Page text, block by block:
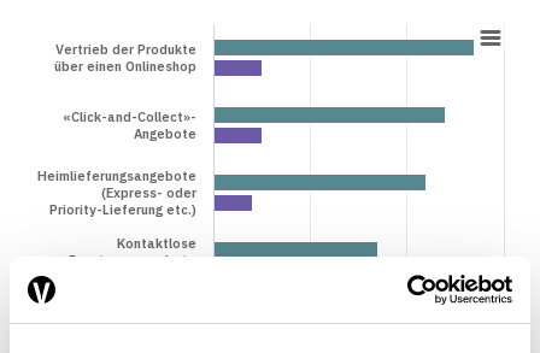
Vertrieb der Produkte
über einen Onlineshop
«Click-and-Collect»-
Angebote
Heimlieferungsangebote
(Express- oder
Priority-Lieferung etc.)
Kontaktlose
Beratungsangebote
Einsatz von Technolo…